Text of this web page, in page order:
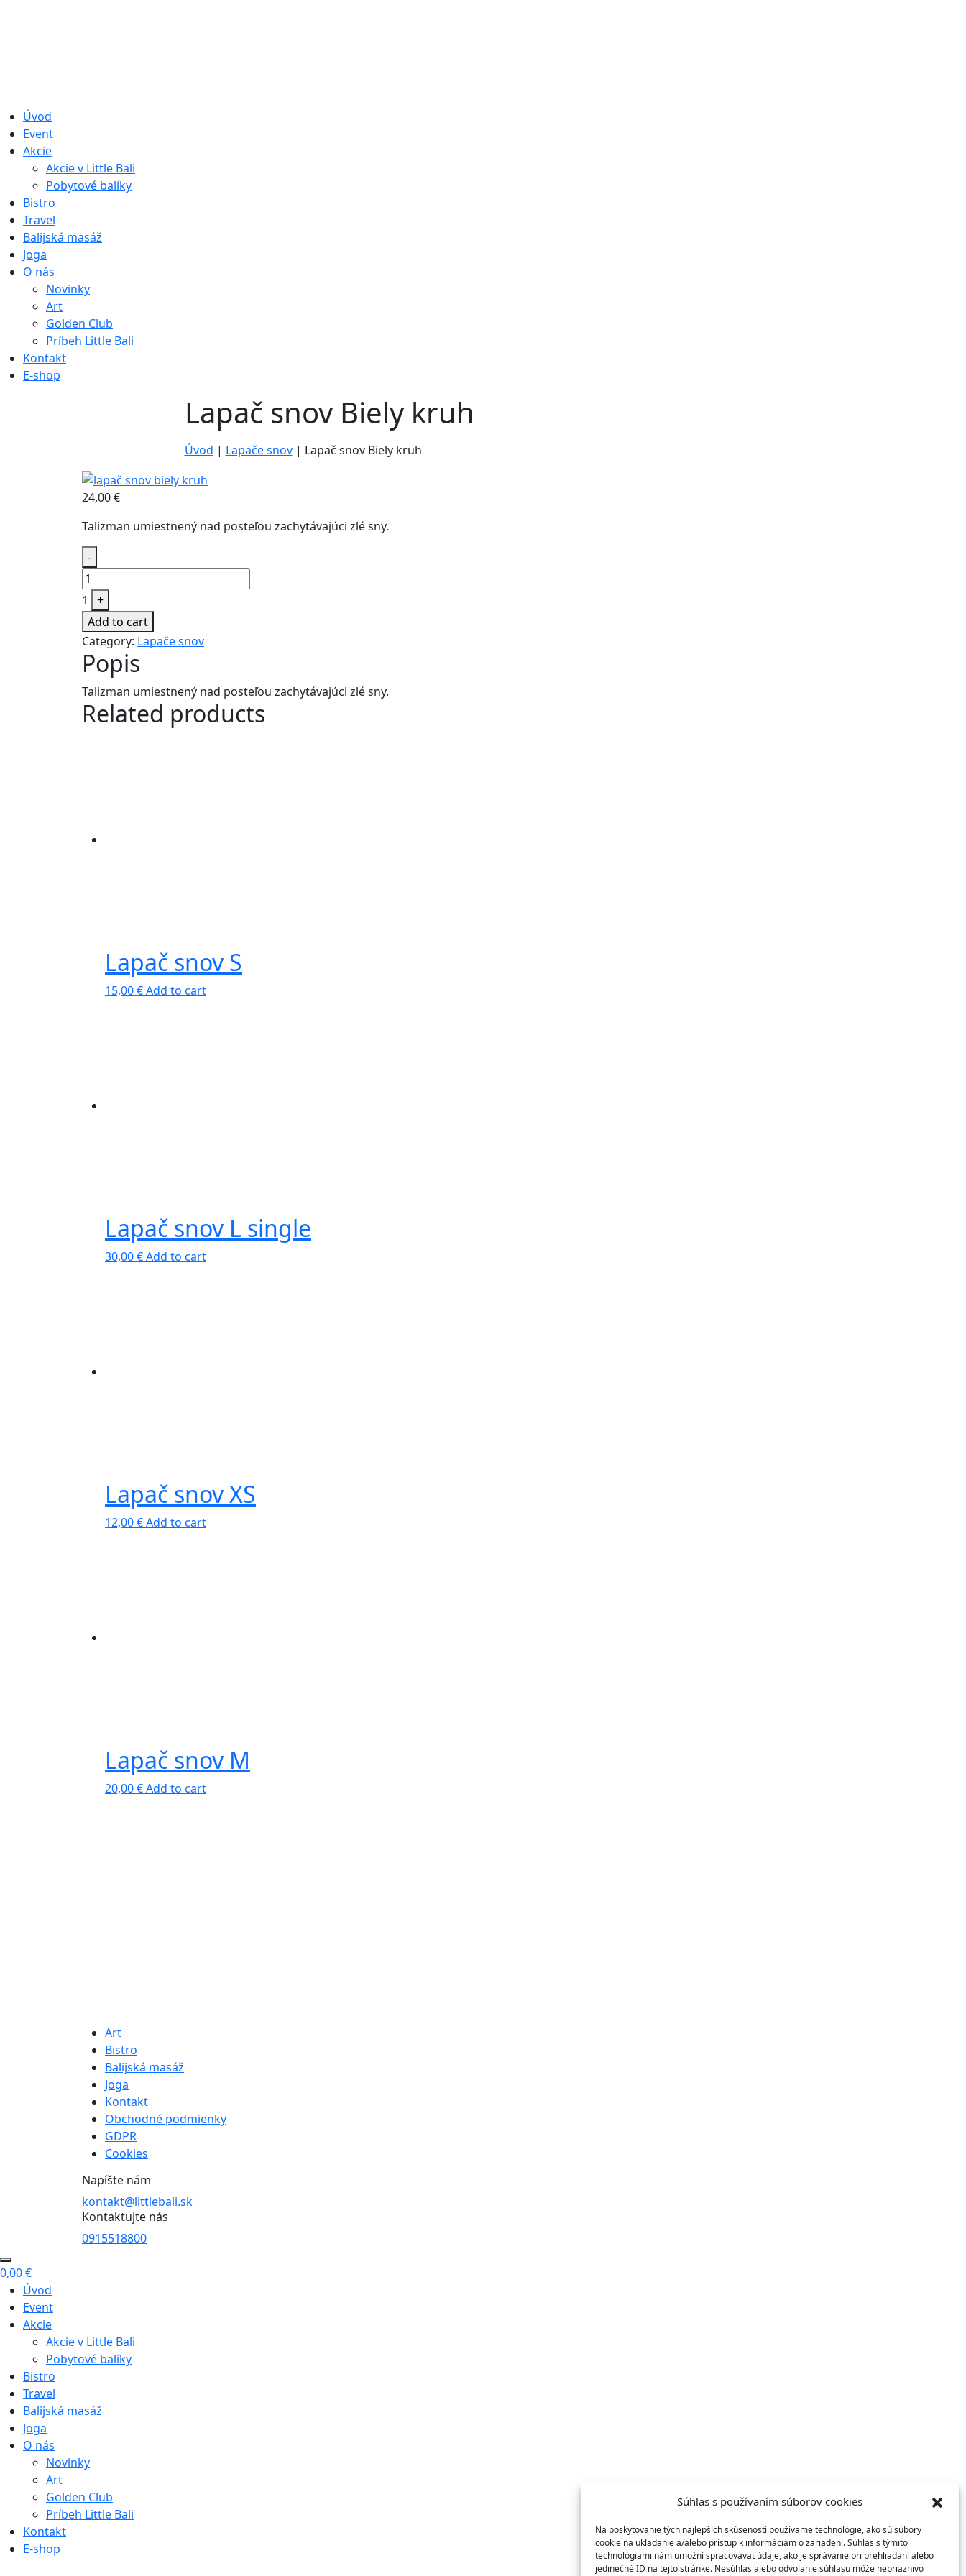
Súhlas s používaním súborov cookies
Na poskytovanie tých najlepších skúseností používame technológie, ako sú súbory
cookie na ukladanie a/alebo prístup k informáciám o zariadení. Súhlas s týmito
technológiami nám umožní spracovávať údaje, ako je správanie pri prehliadaní alebo
jedinečné ID na tejto stránke. Nesúhlas alebo odvolanie súhlasu môže nepriaznivo
Úvod
Event
Akcie
Akcie v Little Bali
Pobytové balíky
Bistro
Travel
Balijská masáž
Joga
O nás
Novinky
Art
Golden Club
Príbeh Little Bali
Kontakt
E-shop
Lapač snov Biely kruh
Úvod | Lapače snov| Lapač snov Biely kruh
24,00€
Talizman umiestnený nad posteľou zachytávajúci zlé sny.
Quantity
-
1
+
Add to cart
Category: Lapače snov
Popis
Talizman umiestnený nad posteľou zachytávajúci zlé sny.
Related products
Lapač snov S
15,00€Add to cart
Lapač snov L single
30,00€Add to cart
Lapač snov XS
12,00€Add to cart
Lapač snov M
20,00€Add to cart
Art
Bistro
Balijská masáž
Joga
Kontakt
Obchodné podmienky
GDPR
Cookies
Napíšte nám
kontakt@littlebali.sk
Kontaktujte nás
0915518800
0,00€
Úvod
Event
Akcie
Akcie v Little Bali
Pobytové balíky
Bistro
Travel
Balijská masáž
Joga
O nás
Novinky
Art
Golden Club
Príbeh Little Bali
Kontakt
E-shop